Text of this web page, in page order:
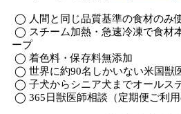
◯ 人間と同じ品質基準の食材のみ
◯ スチーム加熱・急速冷凍で食材
ープ
◯ 着色料・保存料無添加
◯ 世界に約90名しかいない米国獣
◯ 子犬からシニア犬までオールス
◯ 365日獣医師相談（定期便ご利用